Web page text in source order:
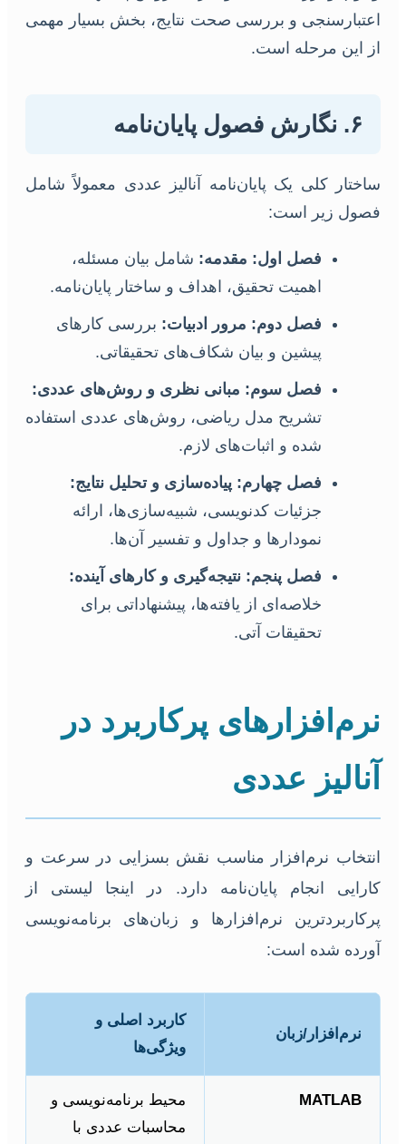
اعتبارسنجی و بررسی صحت نتایج، بخش بسیار مهمی
از این مرحله است.
۶. نگارش فصول پایان‌نامه
ساختار کلی یک پایان‌نامه آنالیز عددی معمولاً شامل
فصول زیر است:
فصل اول: مقدمه: شامل بیان مسئله،
اهمیت تحقیق، اهداف و ساختار پایان‌نامه.
فصل دوم: مرور ادبیات: بررسی کارهای
پیشین و بیان شکاف‌های تحقیقاتی.
فصل سوم: مبانی نظری و روش‌های عددی:
تشریح مدل ریاضی، روش‌های عددی استفاده
شده و اثبات‌های لازم.
فصل چهارم: پیاده‌سازی و تحلیل نتایج:
جزئیات کدنویسی، شبیه‌سازی‌ها، ارائه
نمودارها و جداول و تفسیر آن‌ها.
فصل پنجم: نتیجه‌گیری و کارهای آینده:
خلاصه‌ای از یافته‌ها، پیشنهاداتی برای
تحقیقات آتی.
نرم‌افزارهای پرکاربرد در
آنالیز عددی
انتخاب نرم‌افزار مناسب نقش بسزایی در سرعت و
کارایی انجام پایان‌نامه دارد. در اینجا لیستی از
پرکاربردترین نرم‌افزارها و زبان‌های برنامه‌نویسی
آورده شده است:
نرم‌افزار/زبان
کاربرد اصلی و
ویژگی‌ها
MATLAB
محیط برنامه‌نویسی و
محاسبات عددی با